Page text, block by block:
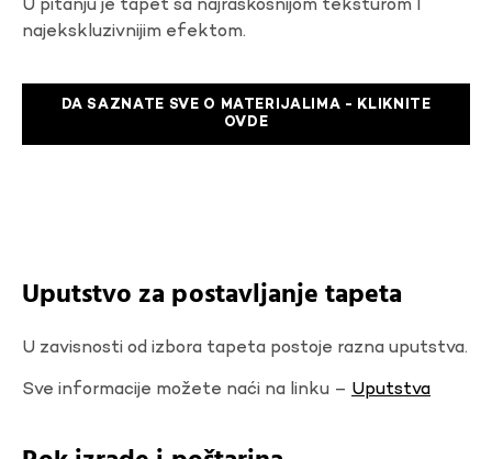
U pitanju je tapet sa najraskosnijom teksturom I
najekskluzivnijim efektom.
DA SAZNATE SVE O MATERIJALIMA - KLIKNITE
OVDE
Uputstvo za postavljanje tapeta
U zavisnosti od izbora tapeta postoje razna uputstva.
Sve informacije možete naći na linku – Uputstva